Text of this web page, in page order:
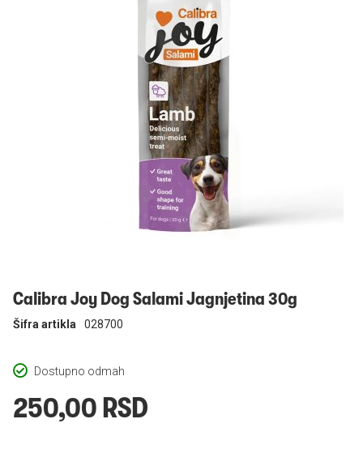
Calibra Joy Dog Salami Jagnjetina 30g
Dostupno odmah
Šifra artikla 028700
250,00 RSD